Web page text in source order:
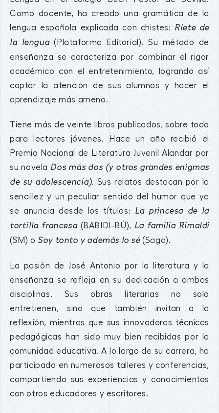
Como docente, ha creado una gramática de la
lengua española explicada con chistes:
Ríete de
la lengua(Plataforma Editorial). Su método de
enseñanza se caracteriza por combinar el rigor
académico con el entretenimiento, logrando así
captar la atención de sus alumnos y hacer el
aprendizaje más ameno.
Tiene más de veinte libros publicados, sobre todo
para lectores jóvenes. Hace un año recibió el
Premio Nacional de Literatura Juvenil Alandar por
su novela Dos más dos (y otros grandes enigmas
de su adolescencia). Sus relatos destacan por la
sencillez y un peculiar sentido del humor que ya
se anuncia desde los títulos:
La princesa de la
tortilla francesa(BABIDI-BÚ), La familia Rimaldi
(SM) o Soy tonto y además lo sé(Saga).
La pasión de José Antonio por la literatura y la
enseñanza se refleja en su dedicación a ambas
disciplinas. Sus obras literarias no solo
entretienen, sino que también invitan a la
reflexión, mientras que sus innovadoras técnicas
pedagógicas han sido muy bien recibidas por la
comunidad educativa. A lo largo de su carrera, ha
participado en numerosos talleres y conferencias,
compartiendo sus experiencias y conocimientos
con otros educadores y escritores.